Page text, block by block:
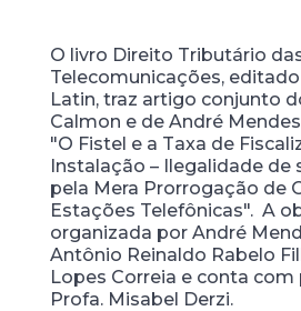
O livro Direito Tributário
Telecomunicações,
Latin, traz artigo conjunto
Calmon e de André
"O Fistel e a Taxa de
Instalação – Ilegalidade de
pela Mera Prorrogação de
Estações Telefônicas". A
organizada por André
Antônio Reinaldo Rabelo
Lopes Correia e conta com
Profa. Misabel Derzi.